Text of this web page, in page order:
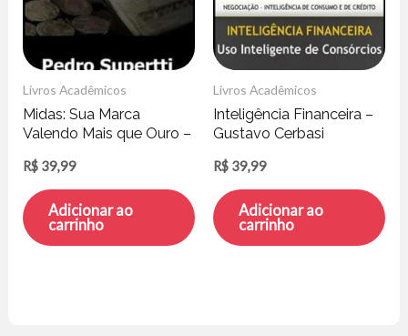
Livros Acadêmicos
Midas: Sua Marca
Valendo Mais que Ouro –
R$ 39,99
Adicionar ao
carrinho
Livros Acadêmicos
Inteligência Financeira –
Gustavo Cerbasi
R$ 39,99
Adicionar ao
carrinho